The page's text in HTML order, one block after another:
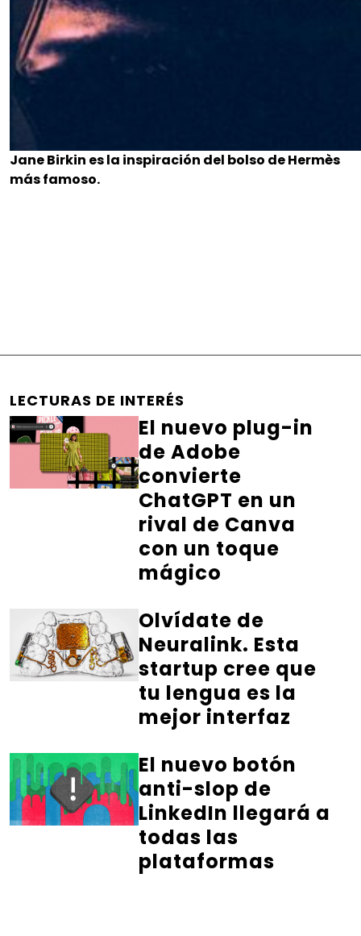
Jane Birkin es la inspiración del bolso de Hermès
más famoso.
LECTURAS DE INTERÉS
El nuevo plug-in
de Adobe
convierte
ChatGPT en un
rival de Canva
con un toque
mágico
Olvídate de
Neuralink. Esta
startup cree que
tu lengua es la
mejor interfaz
El nuevo botón
anti-slop de
LinkedIn llegará a
todas las
plataformas